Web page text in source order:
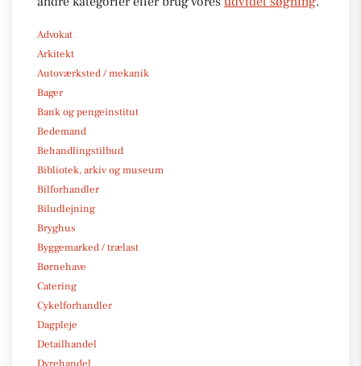
Advokat
Arkitekt
Autoværksted / mekanik
Bager
Bank og pengeinstitut
Bedemand
Behandlingstilbud
Bibliotek, arkiv og museum
Bilforhandler
Biludlejning
Bryghus
Byggemarked / trælast
Børnehave
Catering
Cykelforhandler
Dagpleje
Detailhandel
Dyrehandel